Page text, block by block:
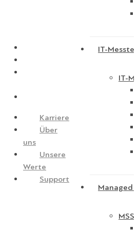
Karriere
Über
uns
Unsere
Werte
Support
IT-
IT-
Managed